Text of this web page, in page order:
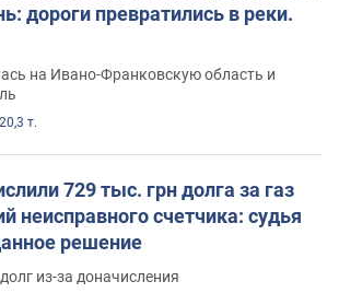
дороги превратились в реки.
на Ивано-Франковскую область и
20,3 т.
729 тыс. грн долга за газ
неисправного счетчика: судья
решение
из-за доначисления